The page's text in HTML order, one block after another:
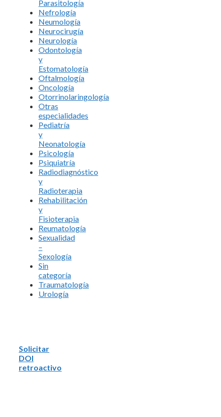
Parasitología
Nefrología
Neumología
Neurocirugía
Neurología
Odontología
y
Estomatología
Oftalmología
Oncología
Otorrinolaringología
Otras
especialidades
Pediatría
y
Neonatología
Psicología
Psiquiatría
Radiodiagnóstico
y
Radioterapia
Rehabilitación
y
Fisioterapia
Reumatología
Sexualidad
–
Sexología
Sin
categoría
Traumatología
Urología
Solicitar
DOI
retroactivo